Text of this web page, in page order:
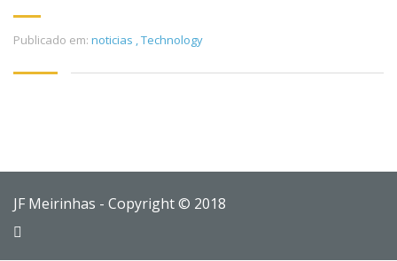
Publicado em: noticias ,Technology
JF Meirinhas - Copyright © 2018